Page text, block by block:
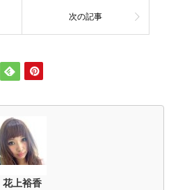
次の記事
花上裕香